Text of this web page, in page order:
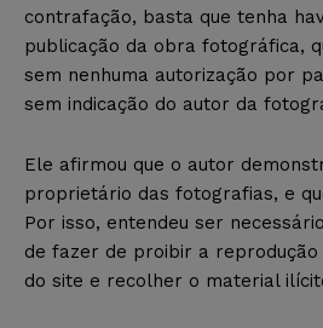
contrafação, basta que tenha
publicação da obra fotográfica,
sem nenhuma autorização por
sem indicação do autor da
Ele afirmou que o autor
proprietário das fotografias, e
Por isso, entendeu ser
de fazer de proibir a
do site e recolher o material